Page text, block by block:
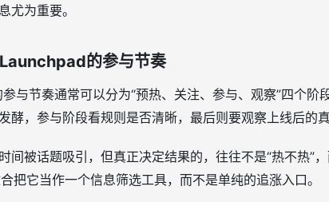
尤为重要。
的参与节奏
与节奏通常可以分为“预热、关注、参与、观察”四个阶
酵，参与阶段看规则是否清晰，最后则要观察上线后的
间被话题吸引，但真正决定结果的，往往不是“热不热”
把它当作一个信息筛选工具，而不是单纯的追涨入口。